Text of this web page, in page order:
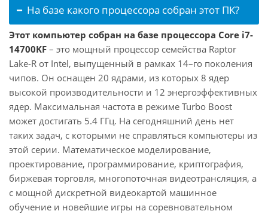
На базе какого процессора собран этот ПК?
Этот компьютер собран на базе процессора Core i7-
14700KF – это мощный процессор семейства Raptor
Lake-R от Intel, выпущенный в рамках 14–го поколения
чипов. Он оснащен 20 ядрами, из которых 8 ядер
высокой производительности и 12 энергоэффективных
ядер. Максимальная частота в режиме Turbo Boost
может достигать 5.4 ГГц. На сегодняшний день нет
таких задач, с которыми не справляться компьютеры из
этой серии. Математическое моделирование,
проектирование, программирование, криптография,
биржевая торговля, многопоточная видеотрансляция, а
с мощной дискретной видеокартой машинное
обучение и новейшие игры на соревновательном